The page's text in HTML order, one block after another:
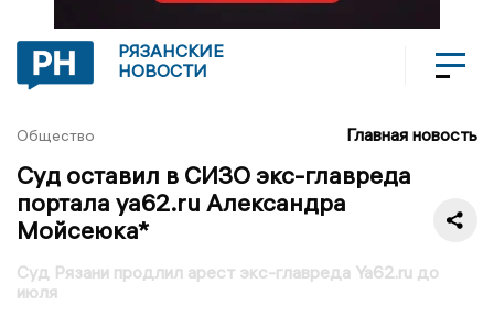
РЯЗАНСКИЕ
НОВОСТИ
Общество Главная новость
Суд оставил в СИЗО экс-главреда
портала ya62.ru Александра
Мойсеюка*
Суд Рязани продлил арест экс-главреда Ya62.ru до
июля